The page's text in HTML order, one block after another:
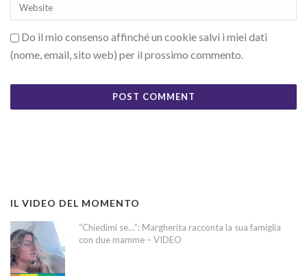
Do il mio consenso affinché un cookie salvi i miei dati
(nome, email, sito web) per il prossimo commento.
IL VIDEO DEL MOMENTO
“Chiedimi se…”: Margherita racconta la sua famiglia
con due mamme – VIDEO